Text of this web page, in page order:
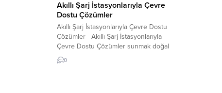
Akıllı Şarj İstasyonlarıyla Çevre
Dostu Çözümler
Akıllı Şarj İstasyonlarıyla Çevre Dostu
Çözümler Akıllı Şarj İstasyonlarıyla
Çevre Dostu Çözümler sunmak doğal
yaşam için oldukça önemlidir.
Günümüzde teknolojinin gelişmesiyle
0